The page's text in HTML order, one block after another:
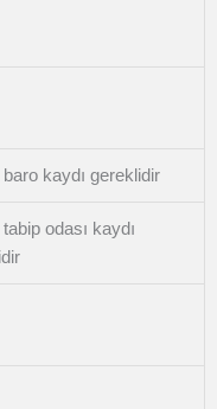
baro kaydı gereklidir
tabip odası kaydı